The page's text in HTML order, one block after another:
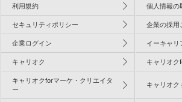
利用規約 個人情報の
セキュリティポリシー 企業の採用
企業ログイン イーキャリ
キャリオク キャリオク
キャリオクforマーケ・クリエイタ
ー
キャリオク